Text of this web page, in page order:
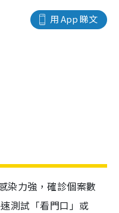
用 App 睇文
染力強，確診個案數
測試「看門口」或